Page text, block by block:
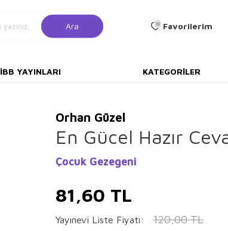
Ara 0 Favorilerim
İBB YAYINLARI KATEGORILER
Orhan Güzel
En Gücel Hazır
Çocuk Gezegeni
81,60 TL
Yayınevi Liste Fiyatı: 120,00TL